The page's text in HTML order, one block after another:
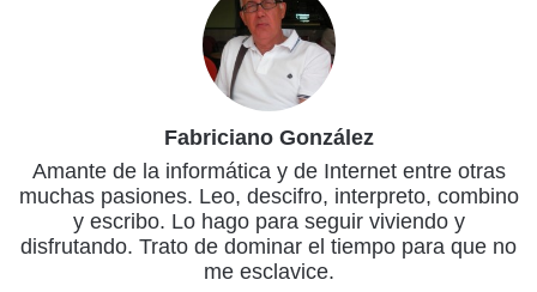
Fabriciano González
Amante de la informática y de Internet entre otras
muchas pasiones. Leo, descifro, interpreto, combino
y escribo. Lo hago para seguir viviendo y
disfrutando. Trato de dominar el tiempo para que no
me esclavice.